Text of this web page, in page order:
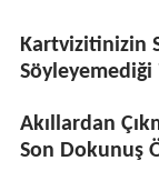
Kartvizitinizin
Söyleyemediği
Akıllardan
Son Dokunuş